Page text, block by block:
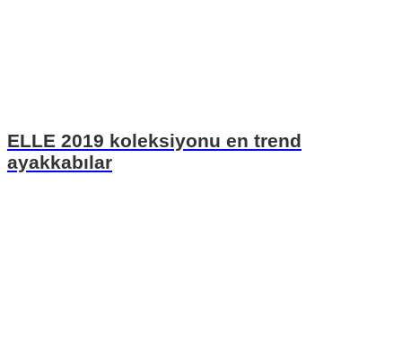
ELLE 2019 koleksiyonu en trend
ayakkabılar